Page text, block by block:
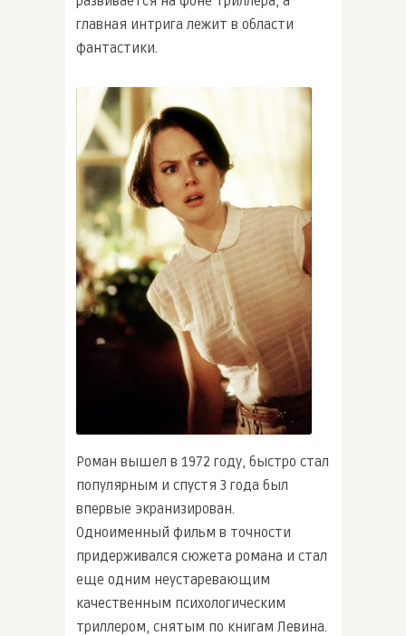
главная интрига лежит в области
фантастики.
Роман вышел в 1972 году, быстро стал
популярным и спустя 3 года был
впервые экранизирован.
Одноименный фильм в точности
придерживался сюжета романа и стал
еще одним неустаревающим
качественным психологическим
триллером, снятым по книгам Левина.